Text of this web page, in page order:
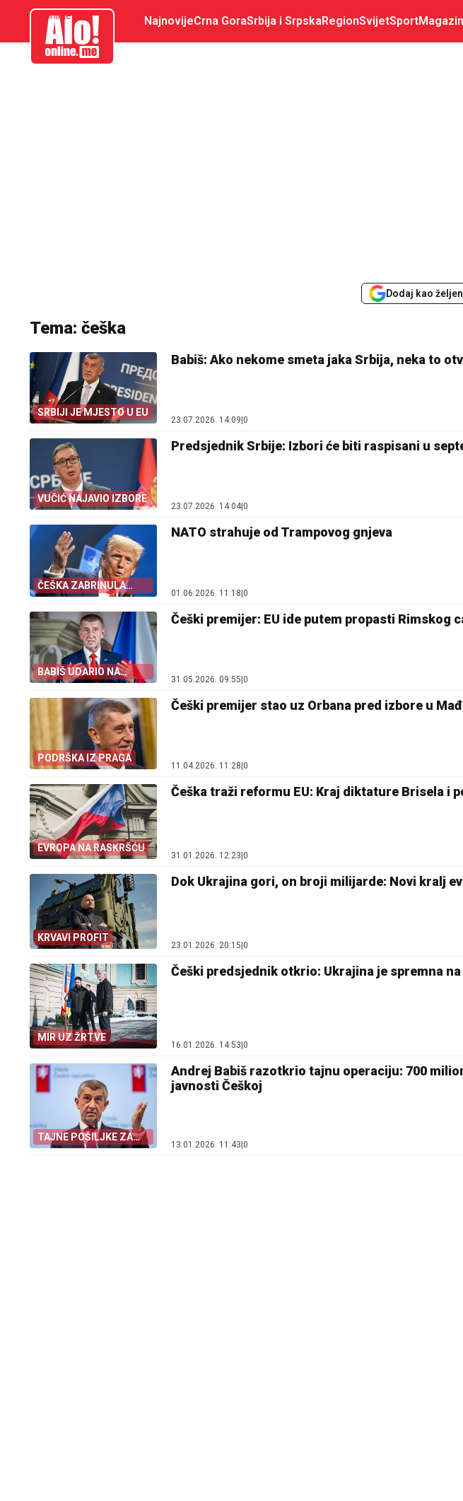
aloonline.me NajnovijeCrna GoraSrbija i SrpskaRegionSvijetSportMagazin
Dodaj kao
Tema: češka
SRBIJI JE MJESTO U EU
Babiš: Ako nekome smeta jaka Srbija, neka to
23.07.2026. 14:09 0
VUČIĆ NAJAVIO IZBORE
Predsjednik Srbije: Izbori će biti raspisani u
23.07.2026. 14:04 0
ČEŠKA ZABRINULA
NATO
NATO strahuje od Trampovog gnjeva
01.06.2026. 11:18|0
BABIŠ UDARIO NA
BRISEL
Češki premijer: EU ide putem propasti Rimskog
31.05.2026. 09:55|0
PODRŠKA IZ PRAGA
Češki premijer stao uz Orbana pred izbore u
11.04.2026. 11:28|0
EVROPA NA RASKRŠĆU
Češka traži reformu EU: Kraj diktature Brisela i
31.01.2026. 12:23 0
KRVAVI PROFIT
Dok Ukrajina gori, on broji milijarde: Novi kralj
23.01.2026. 20:15|0
MIR UZ ŽRTVE
Češki predsjednik otkrio: Ukrajina je spremna
16.01.2026. 14:53 0
TAJNE POŠILJKE ZA
UKRAJINU
Andrej Babiš razotkrio tajnu operaciju: 700
javnosti Češkoj
13.01.2026. 11:43 0